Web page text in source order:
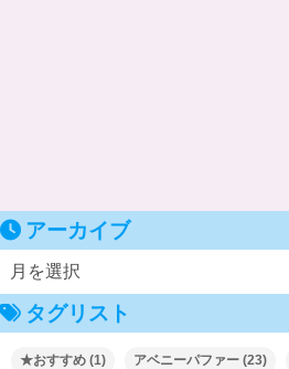
アーカイブ
タグリスト
★おすすめ (1) アベニーパファー (23)